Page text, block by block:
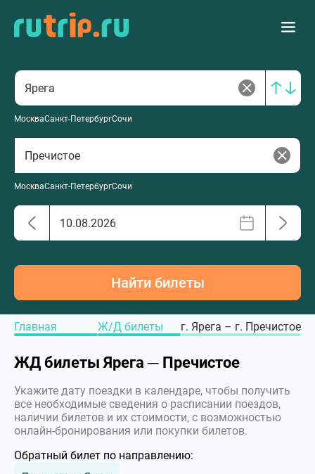
МоскваСанкт-ПетербургСочи
МоскваСанкт-ПетербургСочи
Найти билеты
Главная Ж/Д билеты г. Ярега – г. Пречистое
ЖД билеты Ярега ─ Пречистое
Укажите дату поездки в календаре, чтобы получить
все необходимые сведения о расписании поездов,
наличии билетов и их стоимости, с возможностью
онлайн-бронирования или покупки билетов.
Обратный билет по направлению: